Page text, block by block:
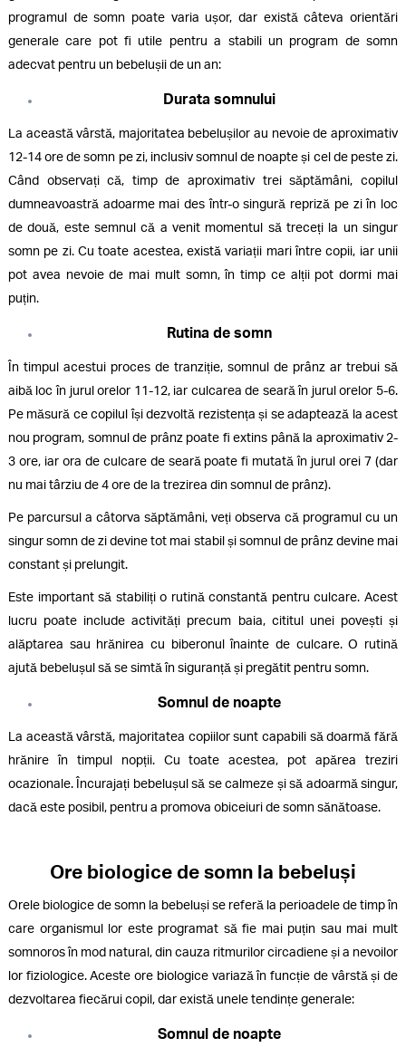
programul de somn poate varia ușor, dar există câteva orientări
generale care pot fi utile pentru a stabili un program de somn
adecvat pentru un bebelușii de un an:
Durata somnului
La această vârstă, majoritatea bebelușilor au nevoie de aproximativ
12-14 ore de somn pe zi, inclusiv somnul de noapte și cel de peste zi.
Când observați că, timp de aproximativ trei săptămâni, copilul
dumneavoastră adoarme mai des într-o singură repriză pe zi în loc
de două, este semnul că a venit momentul să treceți la un singur
somn pe zi. Cu toate acestea, există variații mari între copii, iar unii
pot avea nevoie de mai mult somn, în timp ce alții pot dormi mai
puțin.
Rutina de somn
În timpul acestui proces de tranziție, somnul de prânz ar trebui să
aibă loc în jurul orelor 11-12, iar culcarea de seară în jurul orelor 5-6.
Pe măsură ce copilul își dezvoltă rezistența și se adaptează la acest
nou program, somnul de prânz poate fi extins până la aproximativ 2-
3 ore, iar ora de culcare de seară poate fi mutată în jurul orei 7 (dar
nu mai târziu de 4 ore de la trezirea din somnul de prânz).
Pe parcursul a câtorva săptămâni, veți observa că programul cu un
singur somn de zi devine tot mai stabil și somnul de prânz devine mai
constant și prelungit.
Este important să stabiliți o rutină constantă pentru culcare. Acest
lucru poate include activități precum baia, cititul unei povești și
alăptarea sau hrănirea cu biberonul înainte de culcare. O rutină
ajută bebelușul să se simtă în siguranță și pregătit pentru somn.
Somnul de noapte
La această vârstă, majoritatea copiilor sunt capabili să doarmă fără
hrănire în timpul nopții. Cu toate acestea, pot apărea treziri
ocazionale. Încurajați bebelușul să se calmeze și să adoarmă singur,
dacă este posibil, pentru a promova obiceiuri de somn sănătoase.
Ore biologice de somn la bebeluși
Orele biologice de somn la bebeluși se referă la perioadele de timp în
care organismul lor este programat să fie mai puțin sau mai mult
somnoros în mod natural, din cauza ritmurilor circadiene și a nevoilor
lor fiziologice. Aceste ore biologice variază în funcție de vârstă și de
dezvoltarea fiecărui copil, dar există unele tendințe generale:
Somnul de noapte